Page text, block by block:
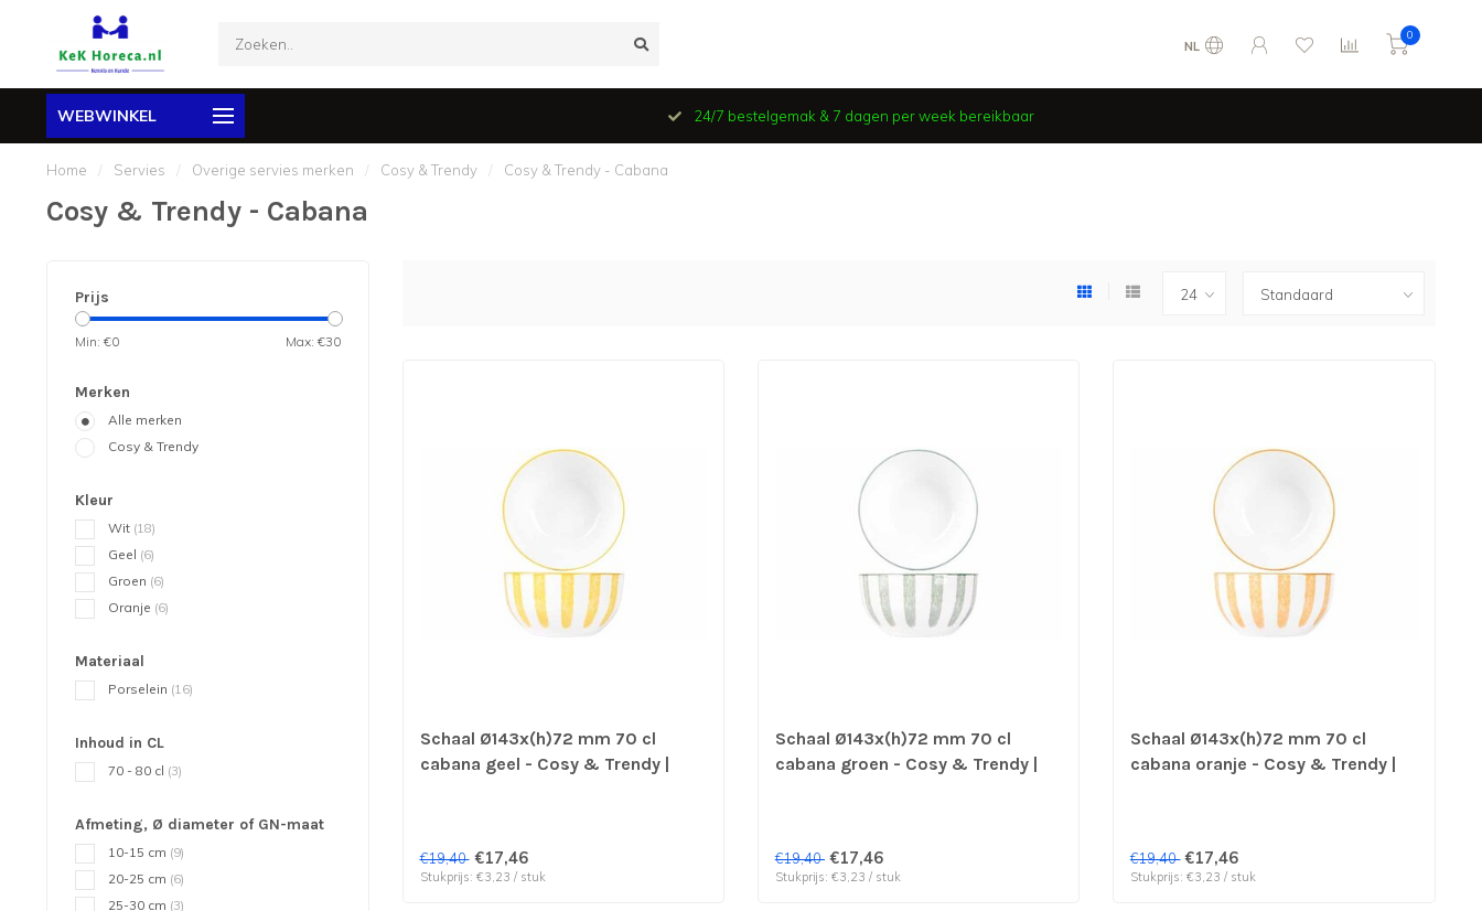
NL
0
WEBWINKEL 24/7 bestelgemak & 7 dagen per week bereikbaar
Home / Servies / Overige servies merken / Cosy & Trendy / Cosy & Trendy - Cabana
Cosy & Trendy - Cabana
Prijs
Min: €0 Max: €30
Merken
Alle merken
Cosy & Trendy
Kleur
Wit (18)
Geel (6)
Groen (6)
Oranje (6)
Materiaal
Porselein (16)
Inhoud in CL
70 - 80 cl (3)
Afmeting, Ø diameter of GN-maat
10-15 cm (9)
20-25 cm (6)
25-30 cm (3)
Schaal Ø143x(h)72 mm 70 cl
cabana geel - Cosy & Trendy |
€19,40 €17,46
Stukprijs: €3,23 / stuk
Schaal Ø143x(h)72 mm 70 cl
cabana groen - Cosy & Trendy |
€19,40 €17,46
Stukprijs: €3,23 / stuk
Schaal Ø143x(h)72 mm 70 cl
cabana oranje - Cosy & Trendy |
€19,40 €17,46
Stukprijs: €3,23 / stuk